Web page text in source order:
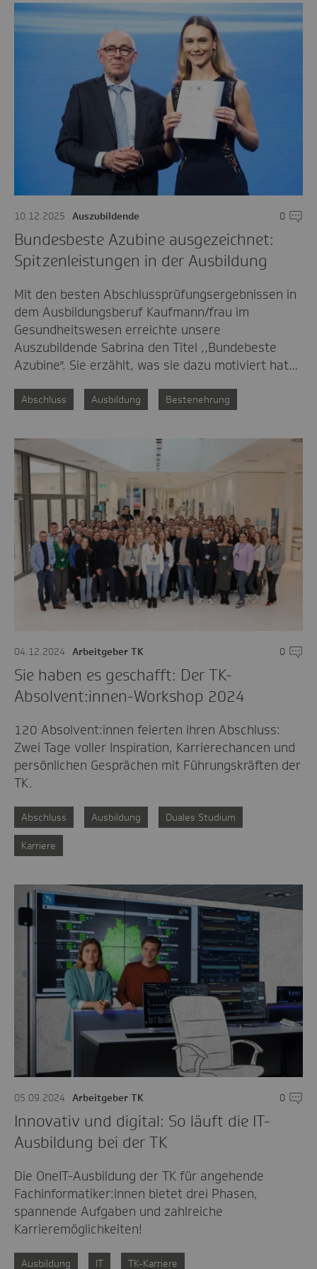
10.12.2025 Auszubildende 0
Bundesbeste Azubine ausgezeichnet:
Spitzenleistungen in der Ausbildung
Mit den besten Abschlussprüfungsergebnissen in
dem Ausbildungsberuf Kaufmann/frau im
Gesundheitswesen erreichte unsere
Auszubildende Sabrina den Titel ,,Bundebeste
Azubine". Sie erzählt, was sie dazu motiviert hat…
Abschluss Ausbildung Bestenehrung
04.12.2024 Arbeitgeber TK 0
Sie haben es geschafft: Der TK-
Absolvent:innen-Workshop 2024
120 Absolvent:innen feierten ihren Abschluss:
Zwei Tage voller Inspiration, Karrierechancen und
persönlichen Gesprächen mit Führungskräften der
TK.
Abschluss Ausbildung Duales Studium
Karriere
05.09.2024 Arbeitgeber TK 0
Innovativ und digital: So läuft die IT-
Ausbildung bei der TK
Die OneIT-Ausbildung der TK für angehende
Fachinformatiker:innen bietet drei Phasen,
spannende Aufgaben und zahlreiche
Karrieremöglichkeiten!
Ausbildung IT TK-Karriere